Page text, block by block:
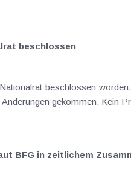
beschlossen
beschlossen
aus dem Juli 2026
BFG in zeitlichem